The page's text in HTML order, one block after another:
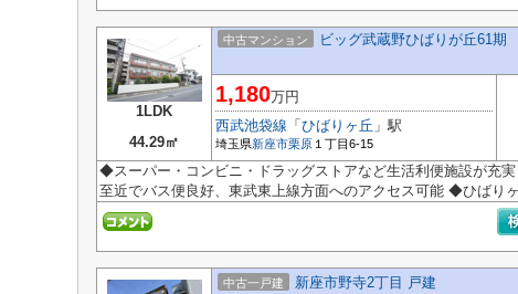
1LDK
44.29㎡
中古マンション ビッグ武蔵野ひばりが丘61期
1,180万円
西武池袋線 「 ひばりヶ丘 」駅
埼玉県新座市栗原 １丁目6-15
◆スーパー・コンビニ・ドラッグストアなど生活利便施設が充
至近でバス便良好、東武東上線方面へのアクセス可能 ◆ひばり
中古一戸建 新座市野寺2丁目 戸建